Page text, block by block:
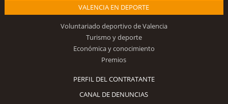
VALENCIA EN DEPORTE
Voluntariado deportivo de Valencia
Turismo y deporte
Económica y conocimiento
Premios
PERFIL DEL CONTRATANTE
CANAL DE DENUNCIAS